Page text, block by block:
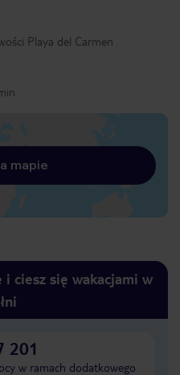
Playa del Carmen
mapie
ciesz się wakacjami w
201
w ramach dodatkowego